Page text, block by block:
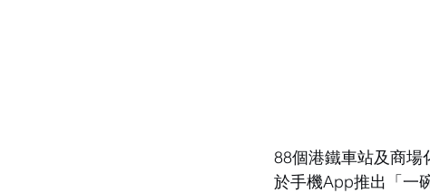
88個港鐵車站及商場
於手機App推出「一